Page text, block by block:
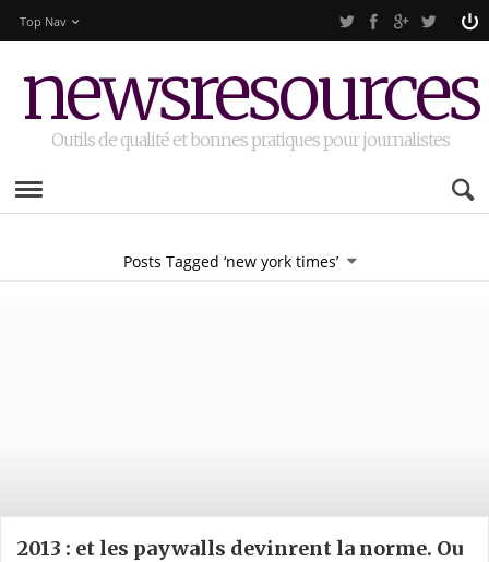
Top Nav
newsresources
Outils de qualité et bonnes pratiques pour journalistes
Posts Tagged ‘new york times’
2013 : et les paywalls devinrent la norme. Ou